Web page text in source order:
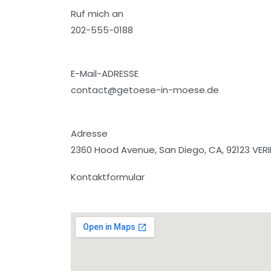
Ruf mich an
202-555-0188
E-Mail-ADRESSE
contact@getoese-in-moese.de
Adresse
2360 Hood Avenue, San Diego, CA, 92123
Kontaktformular